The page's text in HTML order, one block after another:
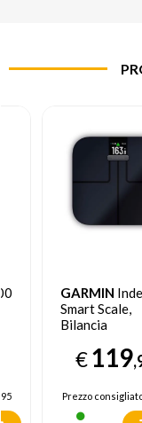
GARMIN
Smart Scale,
Bilancia
€119
Prezzo